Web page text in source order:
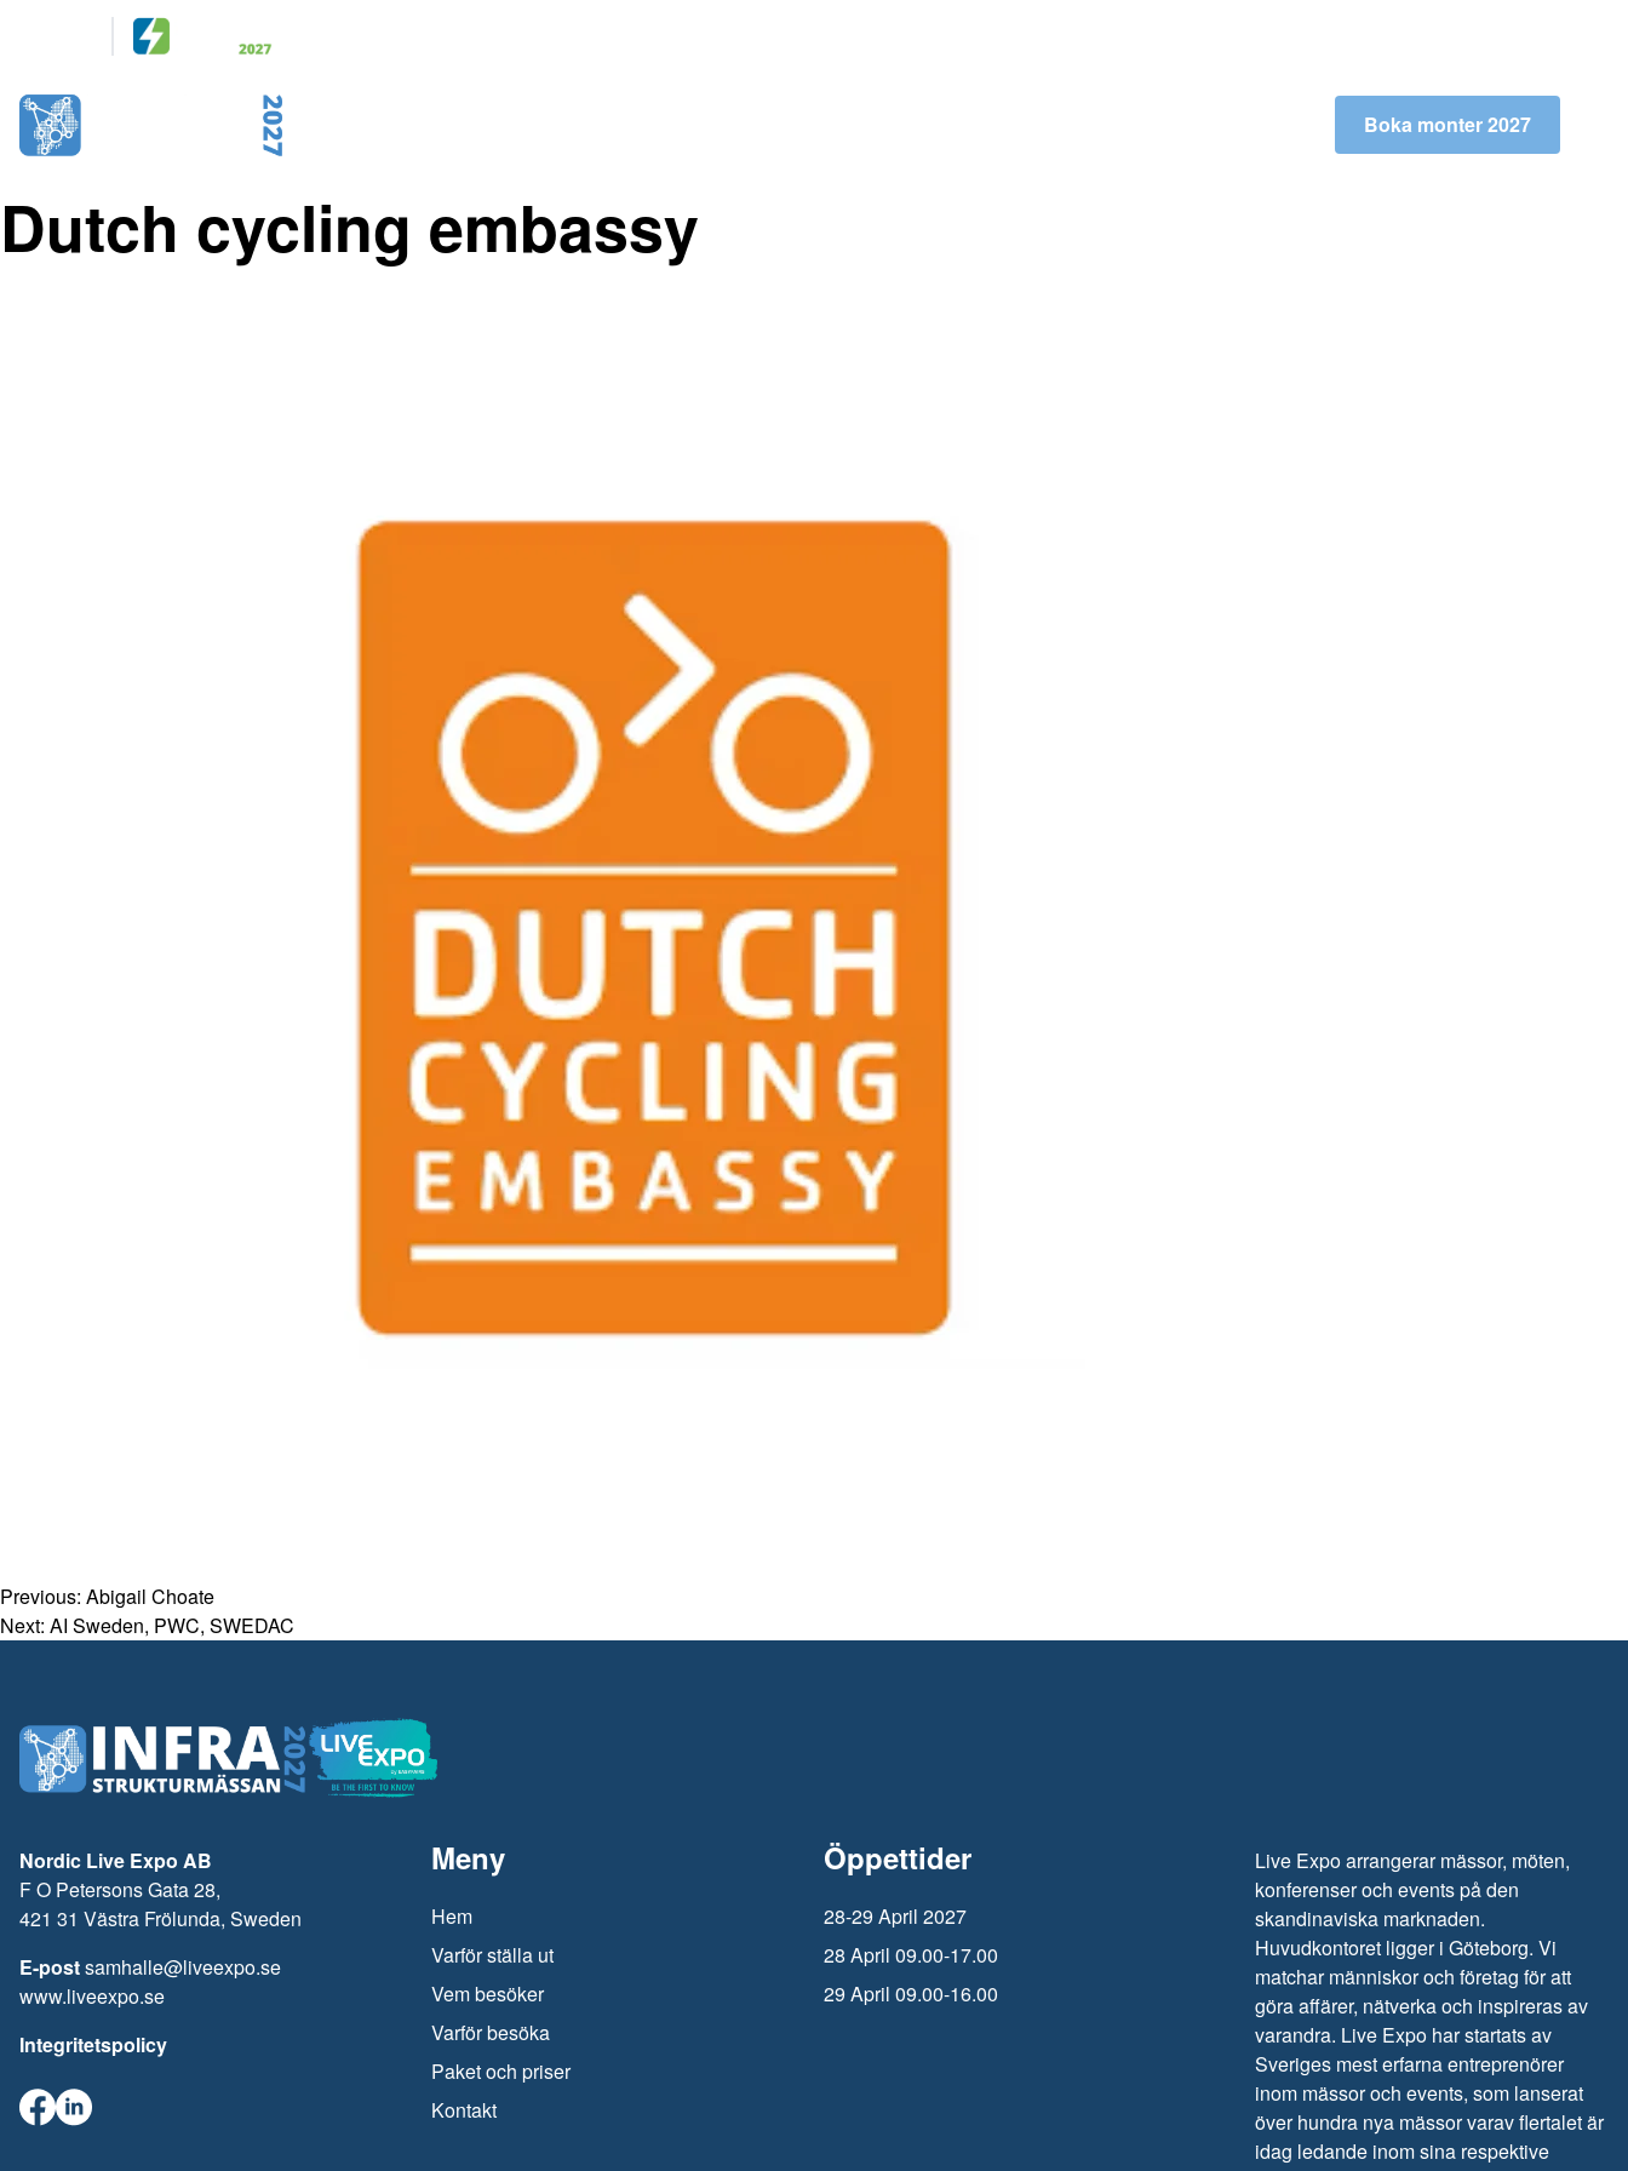
Boka monter 2027
Dutch cycling embassy
Previous: Abigail Choate
Next: AI Sweden, PWC, SWEDAC
Nordic Live Expo AB
F O Petersons Gata 28,
421 31 Västra Frölunda, Sweden
E-postsamhalle@liveexpo.se
www.liveexpo.se
Integritetspolicy
Meny
Hem
Varför ställa ut
Vem besöker
Varför besöka
Paket och priser
Kontakt
Öppettider
28-29 April 2027
28 April 09.00-17.00
29 April 09.00-16.00
Live Expo arrangerar mässor, möten,
konferenser och events på den
skandinaviska marknaden.
Huvudkontoret ligger i Göteborg. Vi
matchar människor och företag för att
göra affärer, nätverka och inspireras av
varandra. Live Expo har startats av
Sveriges mest erfarna entreprenörer
inom mässor och events, som lanserat
över hundra nya mässor varav flertalet är
idag ledande inom sina respektive